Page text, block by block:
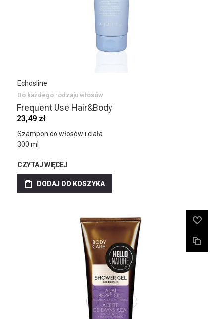
Echosline
Do każdego rodzaju włosów
Frequent Use Hair&Body
23,49 zł
Szampon do włosów i ciała
300 ml
CZYTAJ WIĘCEJ
DODAJ DO KOSZYKA